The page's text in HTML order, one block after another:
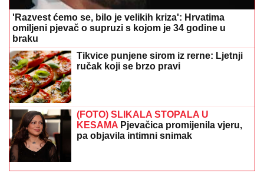
'Razvest ćemo se, bilo je velikih kriza': Hrvatima
omiljeni pjevač o supruzi s kojom je 34 godine u
braku
Tikvice punjene sirom iz rerne: Ljetnji
ručak koji se brzo pravi
(FOTO) SLIKALA STOPALA U
KESAMA Pjevačica promijenila vjeru,
pa objavila intimni snimak